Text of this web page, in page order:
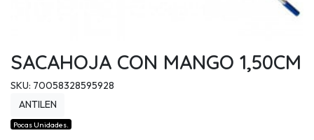
SACAHOJA CON MANGO 1,50CM
SKU: 70058328595928
ANTILEN
Pocas Unidades.